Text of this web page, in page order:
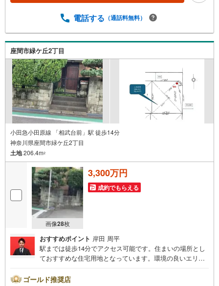
00】上記時間はお電話が繋がりやすくなっております人気
ください。「室内・現地を見学する」ボタンよりご予約い
ただくとご見学がスムーズです
電話する （通話料無料）
座間市緑ケ丘2丁目
小田急小田原線 「相武台前」駅 徒歩14分
神奈川県座間市緑ケ丘2丁目
土地206.4m2
画像28枚
3,300万円
成約でもらえる
おすすめポイント 岸田 周平
駅までは徒歩14分でアクセス可能です。住まいの場所とし
ておすすめな住宅用地となっています。環境の良いエリア
建ての低層住宅がゆったりと立ち並ぶような住宅街が形成
ゴールド推奨店